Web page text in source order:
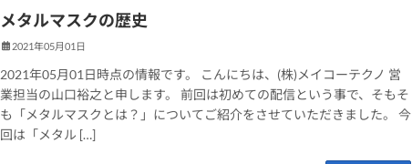
メタルマスクの歴史
2021年05月01日
2021年05月01日時点の情報です。 こんにちは、(株)メイコーテクノ 営
業担当の山口裕之と申します。 前回は初めての配信という事で、そもそ
も「メタルマスクとは？」についてご紹介をさせていただきました。 今
回は「メタル […]